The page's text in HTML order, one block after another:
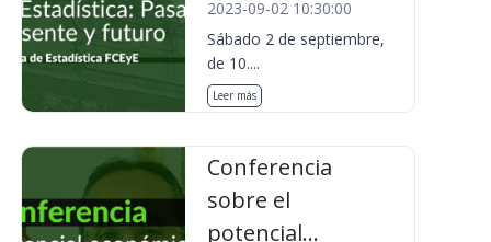
2023-09-02 10:30:00
Sábado 2 de septiembre,
de 10....
Leer más
Conferencia
sobre el
potencial...